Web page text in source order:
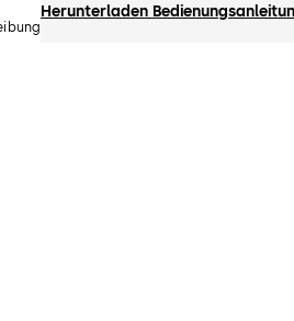
Herunterladen